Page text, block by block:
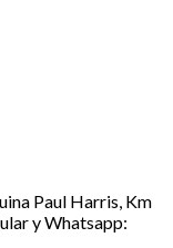
Paul Harris, Km
y Whatsapp: